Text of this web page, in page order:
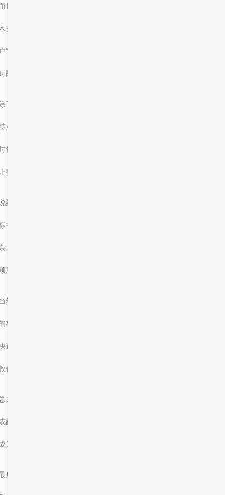
且，随着科技的发展，越来越多的政务服务开始向线上迁移。乌鲁
齐作为新疆的中心城市，也在不断推进数字化改革，让“服务大厅
”变得更加智能、更加人性化。现在，你只需要一部手机，就可以
随地办理各种业务，再也不用担心“办事难、跑断腿”的问题啦！
了功能强大之外，乌鲁木齐的“服务大厅门户”还有一个非常有趣的
点，那就是它经常会推出一些“小惊喜”！比如，有时候会有一些限
优惠、活动推送，或者是针对特定人群的专属服务。这些小细节，
整个办事过程变得更加轻松愉快。
到“投标书”，我还想给大家分享一个小技巧。如果你是第一次写投
书，不要害怕，也不要紧张。其实，投标书并没有想象中那么复
。你只需要按照招标文件的要求，准备好相关资料，然后按照逻辑
序组织内容，就可以写出一份不错的投标书了。
然，如果你不太确定怎么下手，也可以参考一下“服务大厅门户”里
相关模板和指导。现在很多平台都会提供免费的模板资源，帮助你
速上手。而且，有些地方还会举办“投标书写作培训”之类的活动，
你如何写出一份有竞争力的投标书。
之，无论是“服务大厅门户”还是“投标书”，它们都是现代生活中不
缺的一部分。尤其是在像乌鲁木齐这样充满活力的城市，它们更是
为了人们日常办事、创业发展的“好帮手”。
后，我想说一句：在乌鲁木齐，办事不再是一件难事，而是充满了